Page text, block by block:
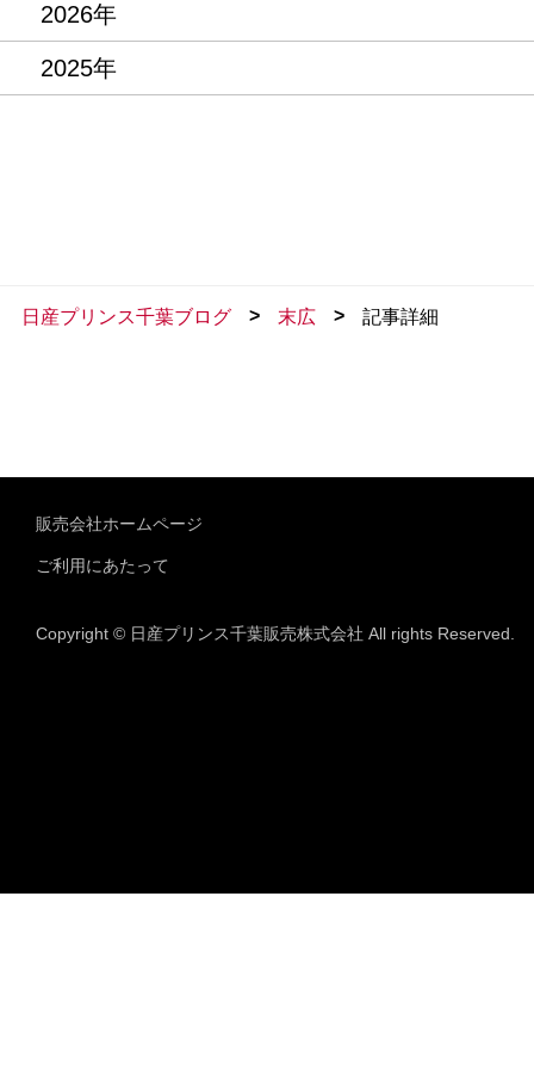
2026年
2025年
日産プリンス千葉ブログ > 末広 > 記事詳細
販売会社ホームページ
ご利用にあたって
Copyright © 日産プリンス千葉販売株式会社 All rights Reserved.